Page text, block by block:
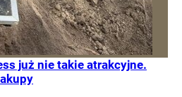
już nie takie atrakcyjne.